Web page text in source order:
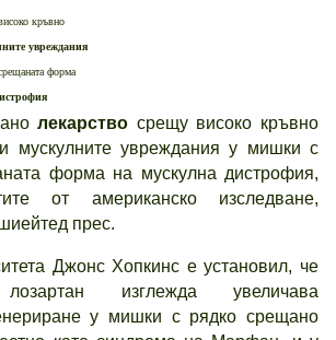
кръвно
увреждания
форма
лекарство срещу високо кръвно
мускулните увреждания у мишки с
форма на мускулна дистрофия,
от американско изследване,
прес.
Джонс Хопкинс е установил, че
изглежда увеличава
у мишки с рядко срещано